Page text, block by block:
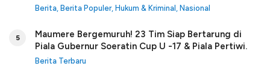
Berita, Berita Populer, Hukum & Kriminal , Nasional
5
Maumere Bergemuruh! 23 Tim Siap Bertarung di
Piala Gubernur Soeratin Cup U -17 & Piala Pertiwi.
Berita Terbaru